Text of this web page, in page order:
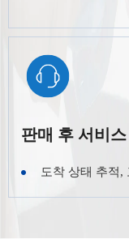
판매 후 서비스
도착 상태 추적,